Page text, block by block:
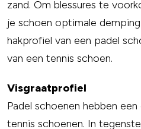
zand. Om blessures te
je schoen optimale
hakprofiel van een padel
van een tennis schoen.
Visgraatprofiel
Padel schoenen hebben
tennis schoenen. In